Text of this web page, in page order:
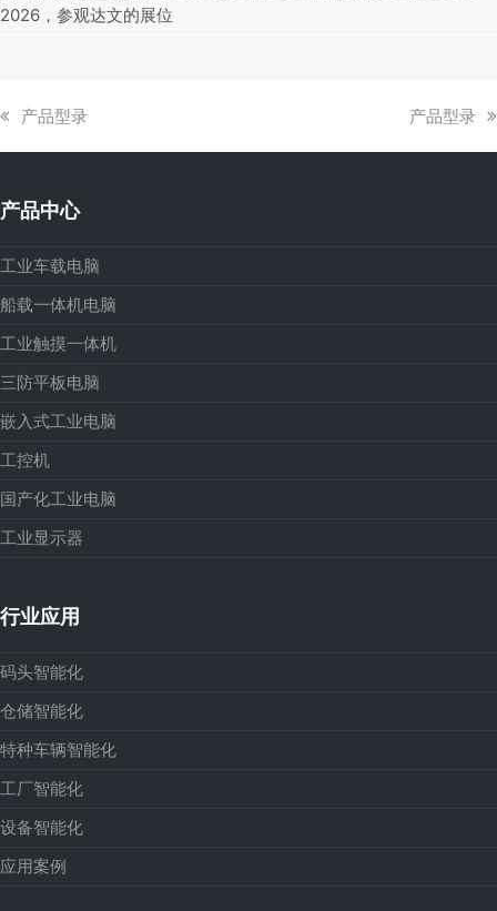
2026，参观达文的展位
上
章:
产品型录
下
产品型录
产品中心
工业车载电脑
船载一体机电脑
工业触摸一体机
三防平板电脑
嵌入式工业电脑
工控机
国产化工业电脑
工业显示器
行业应用
码头智能化
仓储智能化
特种车辆智能化
工厂智能化
设备智能化
应用案例